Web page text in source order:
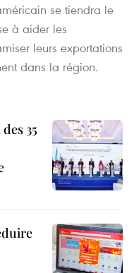
se tiendra le
à aider les
leurs exportations
dans la région.
35